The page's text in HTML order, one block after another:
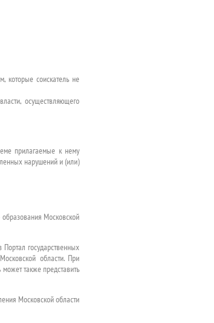
которые соискатель не
осуществляющего
прилагаемые к нему
нарушений и (или)
Московской
государственных
области. При
также представить
Московской области